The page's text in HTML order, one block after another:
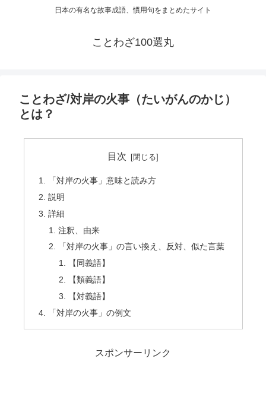
日本の有名な故事成語、慣用句をまとめたサイト
ことわざ100選丸
ことわざ/対岸の火事（たいがんのかじ）
とは？
目次
「対岸の火事」意味と読み方
説明
詳細
注釈、由来
「対岸の火事」の言い換え、反対、似た言葉
【同義語】
【類義語】
【対義語】
「対岸の火事」の例文
スポンサーリンク